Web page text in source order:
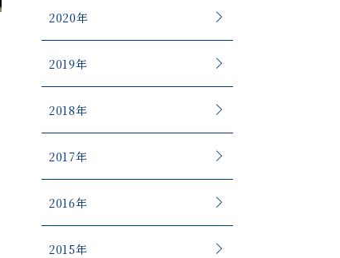
2020年
2019年
2018年
2017年
2016年
2015年